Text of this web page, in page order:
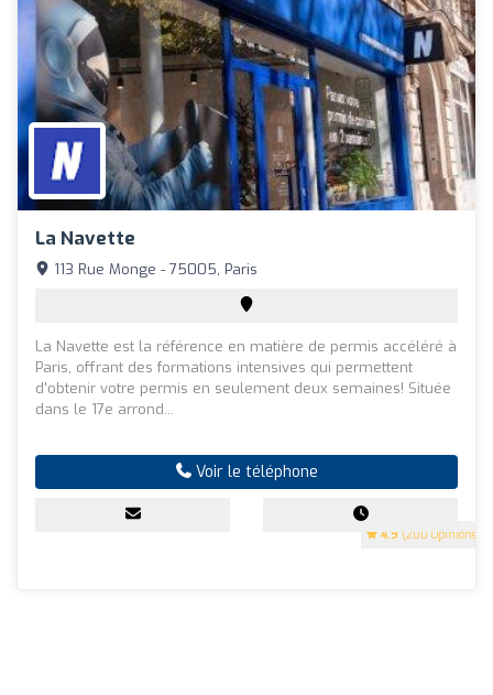
La Navette
4.9 (200 Opinions)
113 Rue Monge - 75005, Paris
La Navette est la référence en matière de permis accéléré à
Paris, offrant des formations intensives qui permettent
d'obtenir votre permis en seulement deux semaines! Située
dans le 17e arrond...
Voir le téléphone